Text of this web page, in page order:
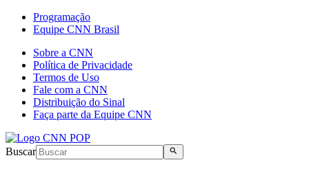
Programação
Equipe CNN Brasil
Sobre a CNN
Política de Privacidade
Termos de Uso
Fale com a CNN
Distribuição do Sinal
Faça parte da Equipe CNN
Buscar